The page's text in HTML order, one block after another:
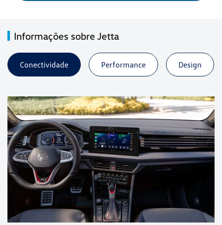
Informações sobre Jetta
Conectividade Performance Design